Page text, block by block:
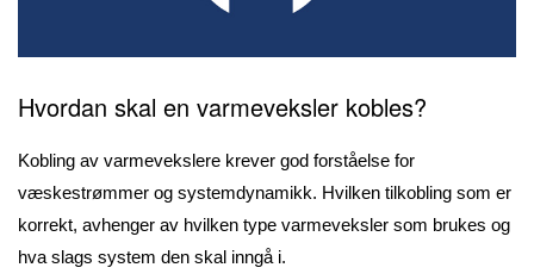
Hvordan skal en varmeveksler kobles?
Kobling av varmevekslere krever god forståelse for
væskestrømmer og systemdynamikk. Hvilken tilkobling som er
korrekt, avhenger av hvilken type varmeveksler som brukes og
hva slags system den skal inngå i.